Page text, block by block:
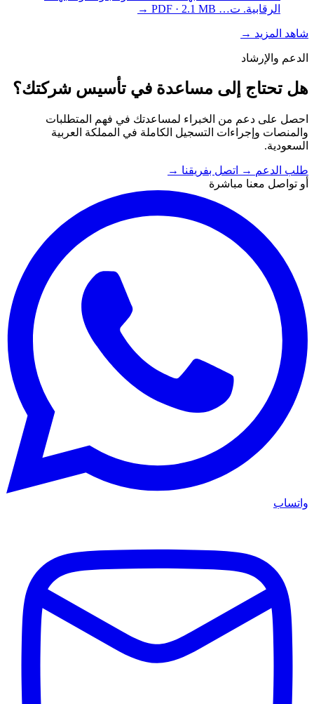
الرقابية. ت… PDF · 2.1 MB
→
شاهد المزيد →
الدعم والإرشاد
هل تحتاج إلى مساعدة في تأسيس شركتك؟
احصل على دعم من الخبراء لمساعدتك في فهم المتطلبات
والمنصات وإجراءات التسجيل الكاملة في المملكة العربية
السعودية.
طلب الدعم → اتصل بفريقنا →
أو تواصل معنا مباشرة
واتساب